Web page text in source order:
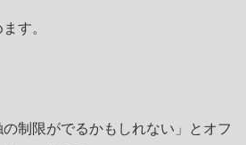
す。
制限がでるかもしれない」とオフ